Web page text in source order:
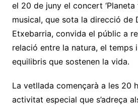
el 20 de juny el concert ‘Planeta
musical, que sota la direcció de
Etxebarria, convida el públic a
relació entre la natura, el temps
equilibris que sostenen la vida.
La vetllada començarà a les 20
activitat especial que s’adreça